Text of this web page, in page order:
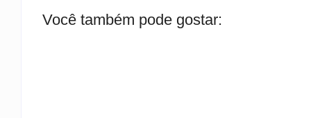
Você também pode gostar: